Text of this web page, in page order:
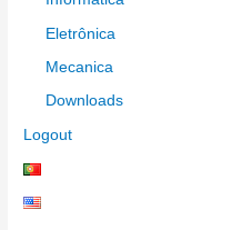
Eletrônica
Mecanica
Downloads
Logout